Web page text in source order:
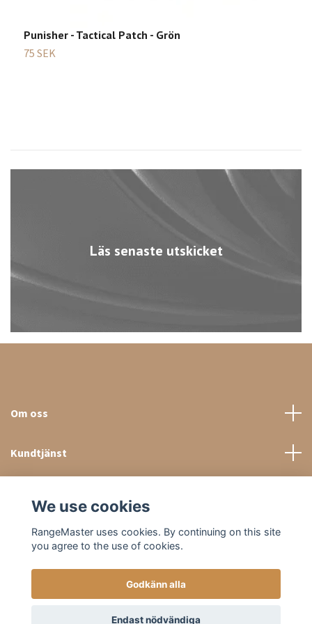
Läs senaste utskicket
Punisher - Tactical Patch - Grön
75 SEK
Om oss
Kundtjänst
© 2026 RangeMaster Store
We use cookies
RangeMaster uses cookies. By continuing on this site
you agree to the use of cookies.
Godkänn alla
Endast nödvändiga